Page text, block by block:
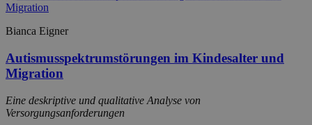
Bianca Eigner
Autismusspektrumstörungen im Kindesalter und
Migration
Eine deskriptive und qualitative Analyse von
Versorgungsanforderungen